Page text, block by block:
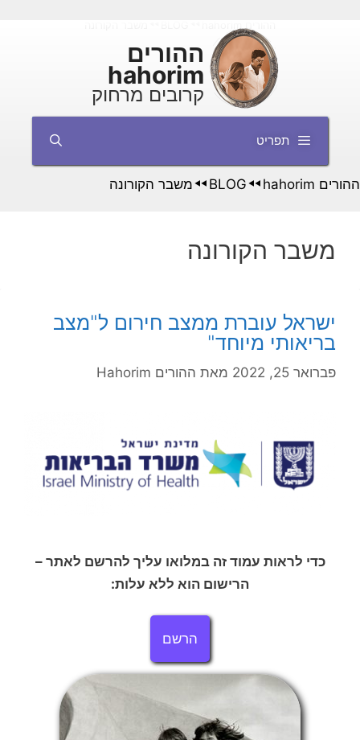
ההורים
hahorim
קרובים מרחוק
תפריט
ההורים hahorim ◄◄
BLOG
◄◄ משבר הקורונה
משבר הקורונה
ישראל עוברת ממצב חירום ל"מצב
בריאותי מיוחד"
פברואר 25, 2022 מאת ההורים Hahorim
כדי לראות עמוד זה במלואו עליך להרשם לאתר –
הרישום הוא ללא עלות:
הרשם